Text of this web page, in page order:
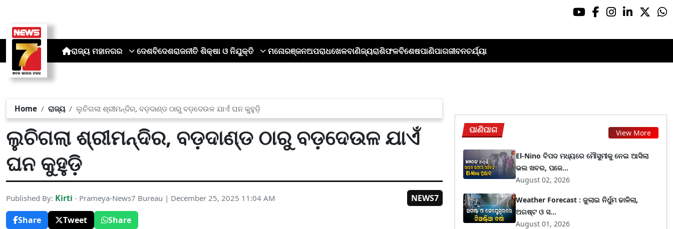
ରାଜ୍ୟ ମହାନଗର ଦେଶବିଦେଶରାଜନୀତି ଶିକ୍ଷା ଓ ନିଯୁକ୍ତି ମନୋରଞ୍ଜନଅପରାଧଖେଳବାଣିଜ୍ୟରାଶିଫଳବିଶେଷପାଣିପାଗଜୀବନଚର୍ଯ୍ୟା
Home ରାଜ୍ୟ ଲୁଚିଗଲା ଶ୍ରୀମନ୍ଦିର, ବଡ଼ଦାଣ୍ଡ ଠାରୁ ବଡ଼ଦେଉଳ ଯାଏଁ ଘନ କୁହୁଡ଼ି
ଲୁଚିଗଲା ଶ୍ରୀମନ୍ଦିର, ବଡ଼ଦାଣ୍ଡ ଠାରୁ ବଡ଼ଦେଉଳ ଯାଏଁ
ଘନ କୁହୁଡ଼ି
Published By: Kirti - Prameya-News7 Bureau | December 25, 2025 11:04 AM
NEWS7
Share
Tweet Share
ପାଣିପାଗ View More
El-Nino ବିପଦ ମଧ୍ୟରେ ମୌସୁମୀକୁ ନେଇ ଆସିଲା
ଭଲ ଖବର, ପଜେ...
August 02, 2026
Weather Forecast : ଜୁଲାଇ ନିର୍ଧୁମ ଢାଳିଲା,
ଅଗଷ୍ଟ ଓ ସ...
August 01, 2026